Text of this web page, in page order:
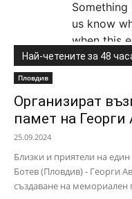
Най-четените за 48
Пловдив
Организират
памет на
25.09.2024
Близки и приятели на
Ботев (Пловдив) - Георги
създаване на мемориален